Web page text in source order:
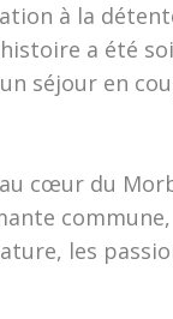
à la
a été
séjour en
cœur du
les